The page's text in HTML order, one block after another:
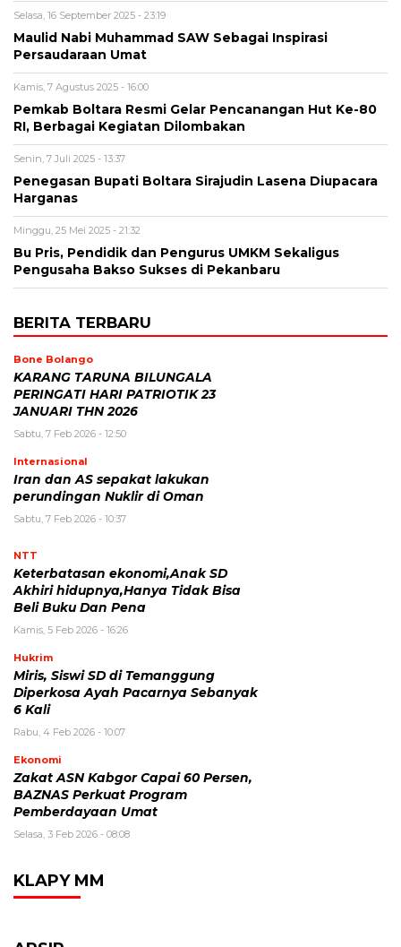
Selasa, 16 September 2025 - 23:19
Maulid Nabi Muhammad SAW Sebagai Inspirasi
Persaudaraan Umat
Kamis, 7 Agustus 2025 - 16:00
Pemkab Boltara Resmi Gelar Pencanangan Hut Ke-80
RI, Berbagai Kegiatan Dilombakan
Senin, 7 Juli 2025 - 13:37
Penegasan Bupati Boltara Sirajudin Lasena Diupacara
Harganas
Minggu, 25 Mei 2025 - 21:32
Bu Pris, Pendidik dan Pengurus UMKM Sekaligus
Pengusaha Bakso Sukses di Pekanbaru
BERITA TERBARU
Bone Bolango
KARANG TARUNA BILUNGALA
PERINGATI HARI PATRIOTIK 23
JANUARI THN 2026
Sabtu, 7 Feb 2026 - 12:50
Internasional
Iran dan AS sepakat lakukan
perundingan Nuklir di Oman
Sabtu, 7 Feb 2026 - 10:37
NTT
Keterbatasan ekonomi,Anak SD
Akhiri hidupnya,Hanya Tidak Bisa
Beli Buku Dan Pena
Kamis, 5 Feb 2026 - 16:26
Hukrim
Miris, Siswi SD di Temanggung
Diperkosa Ayah Pacarnya Sebanyak
6 Kali
Rabu, 4 Feb 2026 - 10:07
Ekonomi
Zakat ASN Kabgor Capai 60 Persen,
BAZNAS Perkuat Program
Pemberdayaan Umat
Selasa, 3 Feb 2026 - 08:08
KLAPY MM